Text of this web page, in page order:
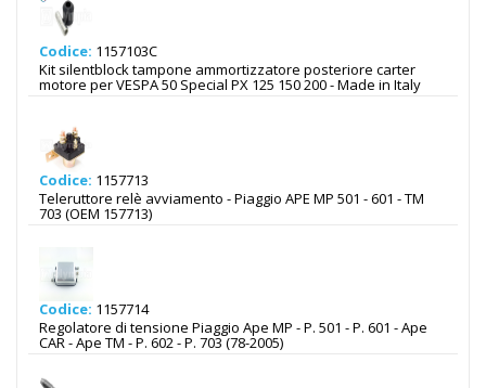
Codice: 1157103C
Kit silentblock tampone ammortizzatore posteriore carter
motore per VESPA 50 Special PX 125 150 200 - Made in Italy
Codice: 1157713
Teleruttore relè avviamento - Piaggio APE MP 501 - 601 - TM
703 (OEM 157713)
Codice: 1157714
Regolatore di tensione Piaggio Ape MP - P. 501 - P. 601 - Ape
CAR - Ape TM - P. 602 - P. 703 (78-2005)